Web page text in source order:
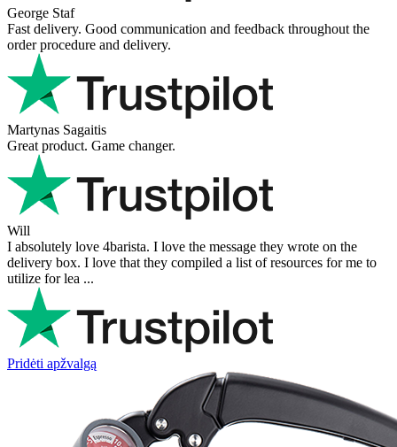
George Staf
Fast delivery. Good communication and feedback throughout the
order procedure and delivery.
Martynas Sagaitis
Great product. Game changer.
Will
I absolutely love 4barista. I love the message they wrote on the
delivery box. I love that they compiled a list of resources for me to
utilize for lea ...
Pridėti apžvalgą